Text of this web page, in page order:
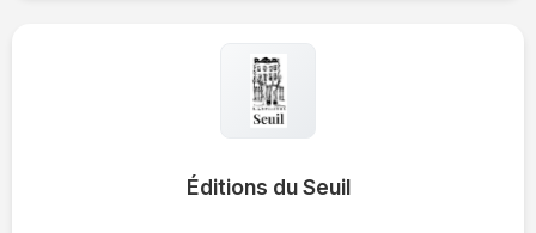
Éditions du Seuil